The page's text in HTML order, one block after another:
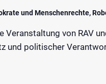
und Menschenrechte,
Veranstaltung von RAV
und politischer